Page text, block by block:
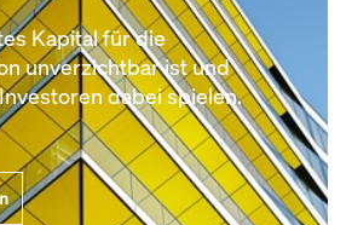
Kapital für die
unverzichtbar ist und
dabei spielen.